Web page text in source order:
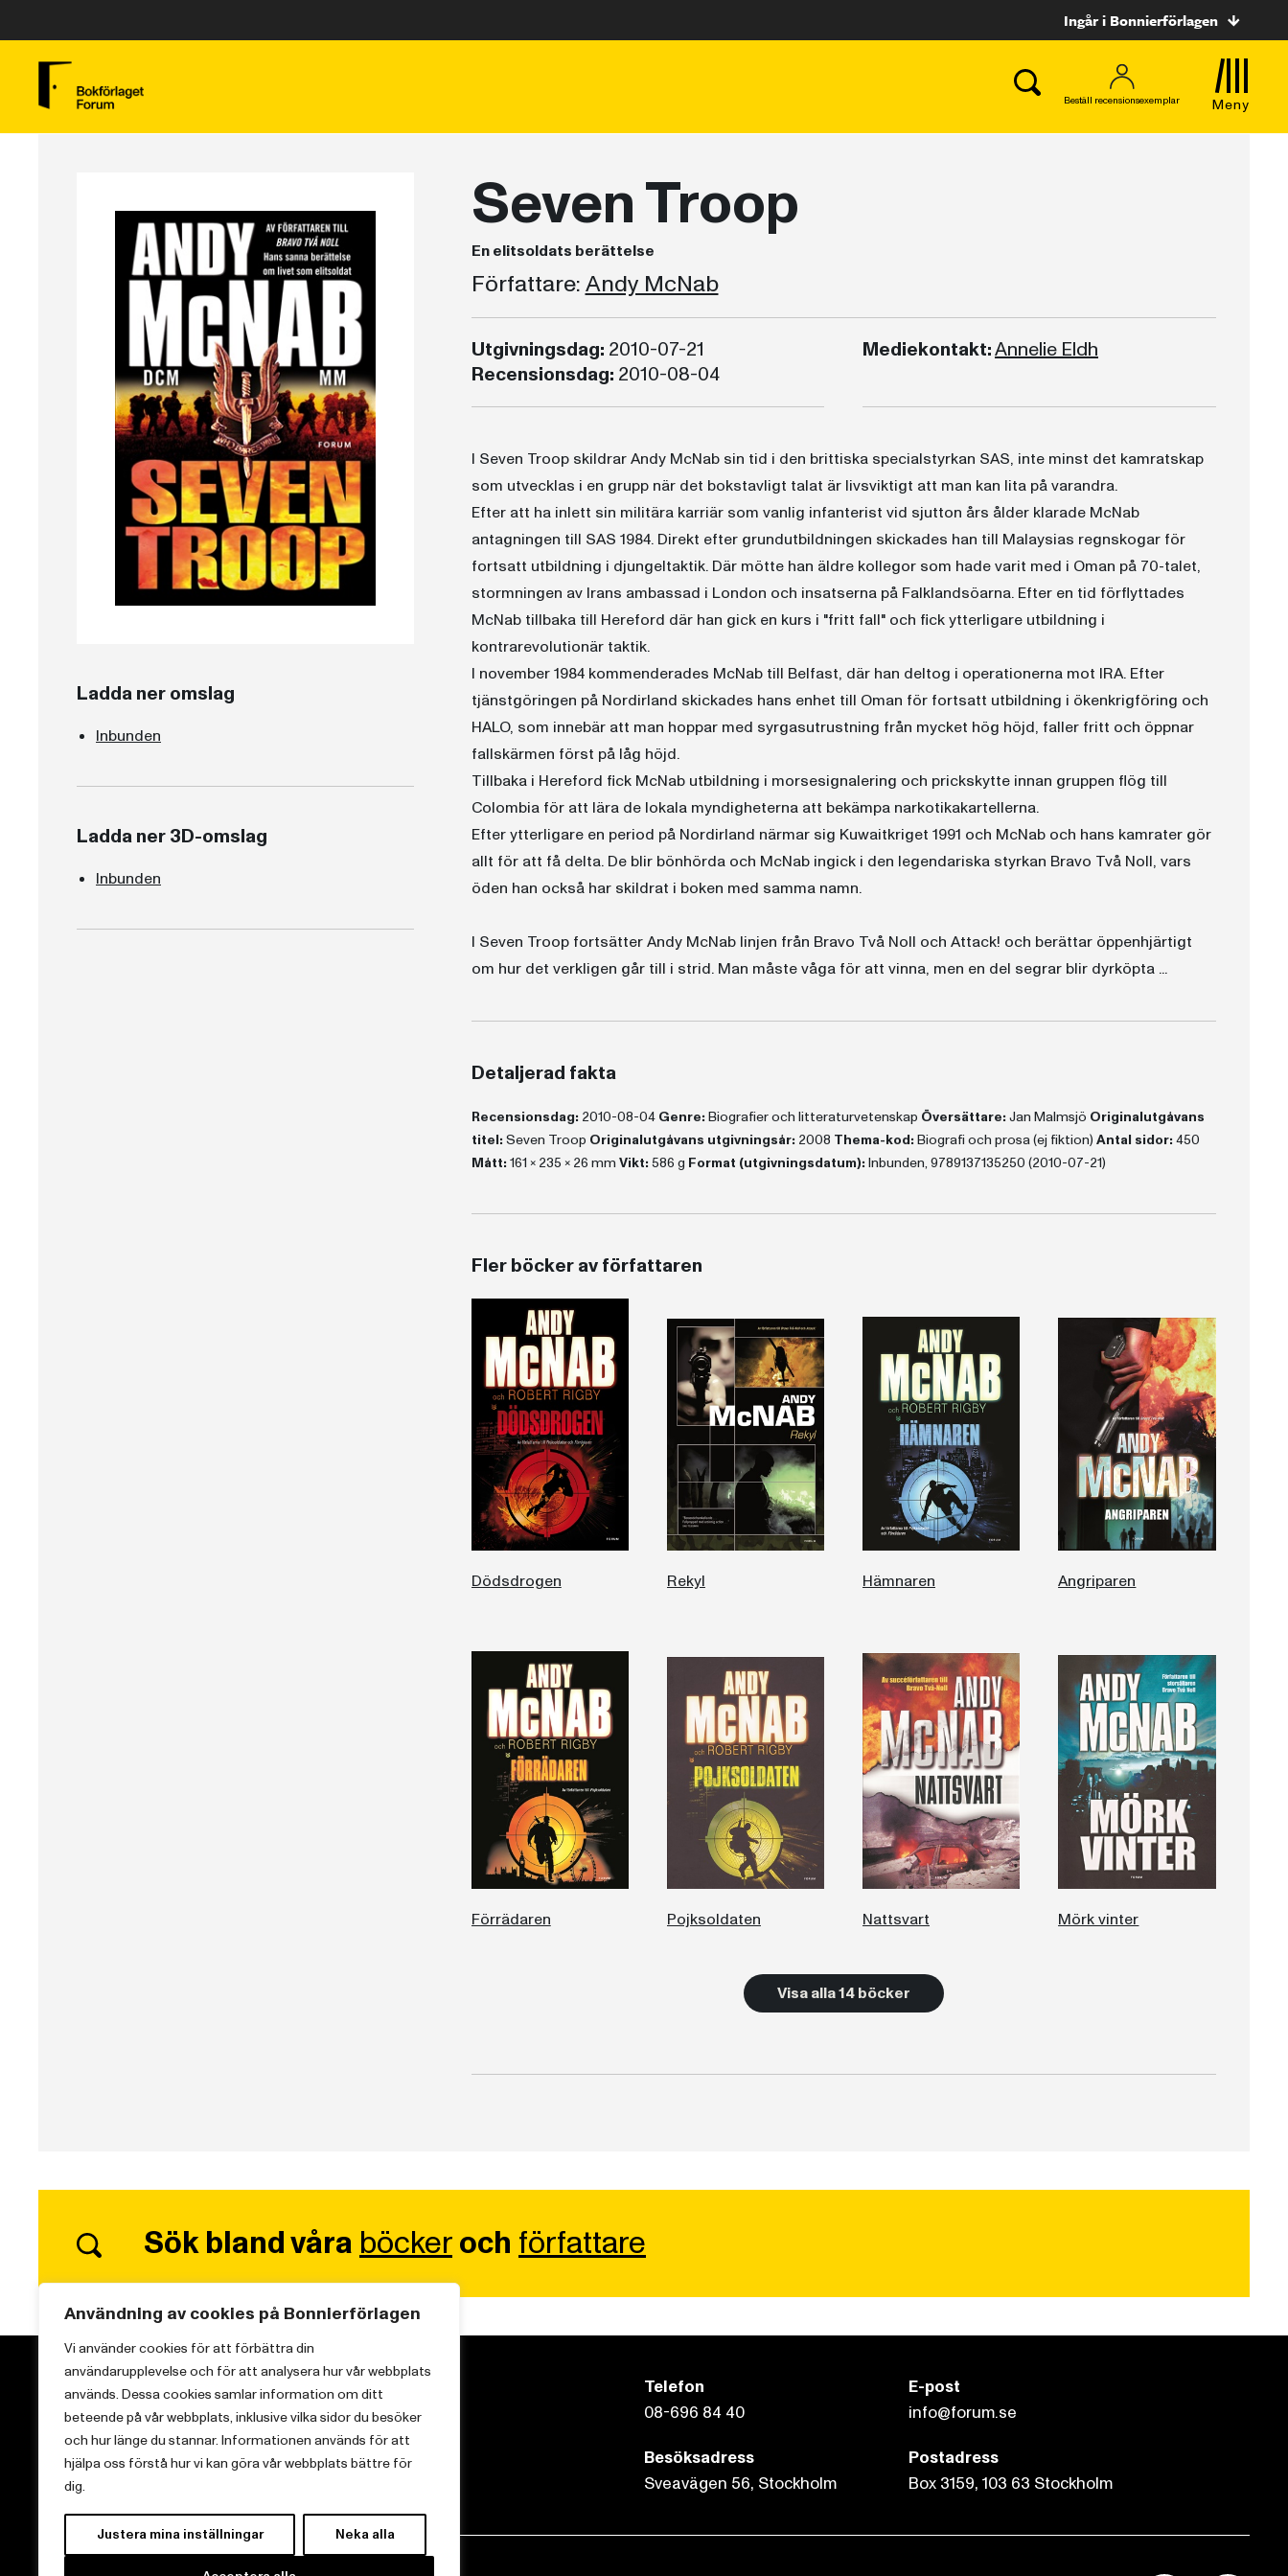
Användning av cookies på Bonnierförlagen
Vi använder cookies för att förbättra din
användarupplevelse och för att analysera hur vår webbplats
används. Dessa cookies samlar information om ditt
beteende på vår webbplats, inklusive vilka sidor du besöker
och hur länge du stannar. Informationen används för att
hjälpa oss förstå hur vi kan göra vår webbplats bättre för
dig.
Justera mina inställningar Neka alla
Ingår i Bonnierförlagen
Beställ recensionsexemplar Meny
Ladda ner omslag
Inbunden
Ladda ner 3D-omslag
Inbunden
Seven Troop
En elitsoldats berättelse
Författare:Andy McNab
Utgivningsdag: 2010-07-21
Recensionsdag: 2010-08-04
Mediekontakt:Annelie Eldh
I Seven Troop skildrar Andy McNab sin tid i den brittiska specialstyrkan SAS, inte minst det kamratskap
som utvecklas i en grupp när det bokstavligt talat är livsviktigt att man kan lita på varandra.
Efter att ha inlett sin militära karriär som vanlig infanterist vid sjutton års ålder klarade McNab
antagningen till SAS 1984. Direkt efter grundutbildningen skickades han till Malaysias regnskogar för
fortsatt utbildning i djungeltaktik. Där mötte han äldre kollegor som hade varit med i Oman på 70-talet,
stormningen av Irans ambassad i London och insatserna på Falklandsöarna. Efter en tid förflyttades
McNab tillbaka till Hereford där han gick en kurs i "fritt fall" och fick ytterligare utbildning i
kontrarevolutionär taktik.
I november 1984 kommenderades McNab till Belfast, där han deltog i operationerna mot IRA. Efter
tjänstgöringen på Nordirland skickades hans enhet till Oman för fortsatt utbildning i ökenkrigföring och
HALO, som innebär att man hoppar med syrgasutrustning från mycket hög höjd, faller fritt och öppnar
fallskärmen först på låg höjd.
Tillbaka i Hereford fick McNab utbildning i morsesignalering och prickskytte innan gruppen flög till
Colombia för att lära de lokala myndigheterna att bekämpa narkotikakartellerna.
Efter ytterligare en period på Nordirland närmar sig Kuwaitkriget 1991 och McNab och hans kamrater gör
allt för att få delta. De blir bönhörda och McNab ingick i den legendariska styrkan Bravo Två Noll, vars
öden han också har skildrat i boken med samma namn.
I Seven Troop fortsätter Andy McNab linjen från Bravo Två Noll och Attack! och berättar öppenhjärtigt
om hur det verkligen går till i strid. Man måste våga för att vinna, men en del segrar blir dyrköpta ...
Detaljerad fakta
Recensionsdag: 2010-08-04 Genre: Biografier och litteraturvetenskap Översättare: Jan Malmsjö Originalutgåvans
titel: Seven Troop Originalutgåvans utgivningsår: 2008 Thema-kod: Biografi och prosa (ej fiktion) Antal sidor: 450
Mått: 161 x 235 x 26 mm Vikt: 586 g Format (utgivningsdatum): Inbunden, 9789137135250 (2010-07-21)
Fler böcker av författaren
Dödsdrogen Rekyl Hämnaren Angriparen
Förrädaren Pojksoldaten Nattsvart Mörk vinter
Visa alla 14 böcker
Sök bland våraböckeroch författare
Vi brinner för starka berättelser och att sprida
kunskap inom aktuella ämnen.
Telefon
08-696 84 40
E-post
info@forum.se
Besöksadress
Sveavägen 56, Stockholm
Postadress
Box 3159, 103 63 Stockholm